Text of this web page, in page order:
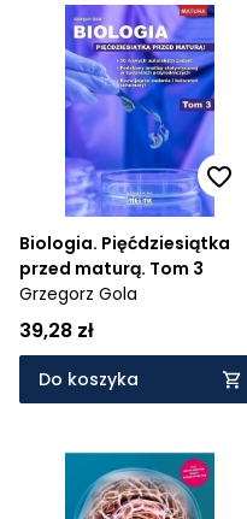
Biologia. Pięćdziesiątka
przed maturą. Tom 3
Grzegorz Gola
39,28 zł
Do koszyka